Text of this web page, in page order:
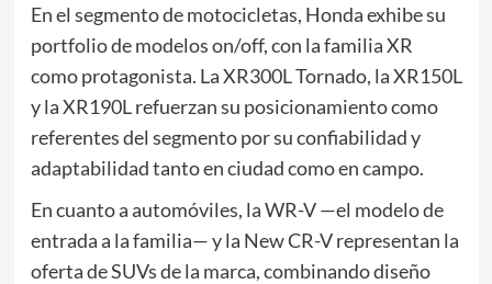
En el segmento de motocicletas, Honda exhibe su
portfolio de modelos on/off, con la familia XR
como protagonista. La XR300L Tornado, la XR150L
y la XR190L refuerzan su posicionamiento como
referentes del segmento por su confiabilidad y
adaptabilidad tanto en ciudad como en campo.
En cuanto a automóviles, la WR-V —el modelo de
entrada a la familia— y la New CR-V representan la
oferta de SUVs de la marca, combinando diseño